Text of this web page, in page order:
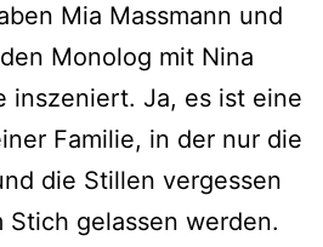
Mia Massmann und
Monolog mit Nina
inszeniert. Ja, es ist eine
Familie, in der nur die
die Stillen vergessen
gelassen werden.